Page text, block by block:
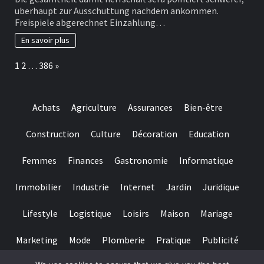
Summe
ermoglicht
Vorlieben
Spielstilen
uberhaupt zur Ausschuttung nachdem ankommen.
Freispiele abgerechnet Einzahlung…
En savoir plus
Page:
1 2 … 386 Next
»
Achats Agriculture Assurances Bien-être
Construction Culture Décoration Education
Femmes Finances Gastronomie Informatique
Immobilier Industrie Internet Jardin Juridique
Lifestyle Logistique Loisirs Maison Mariage
Marketing Mode Plomberie Pratique Publicité